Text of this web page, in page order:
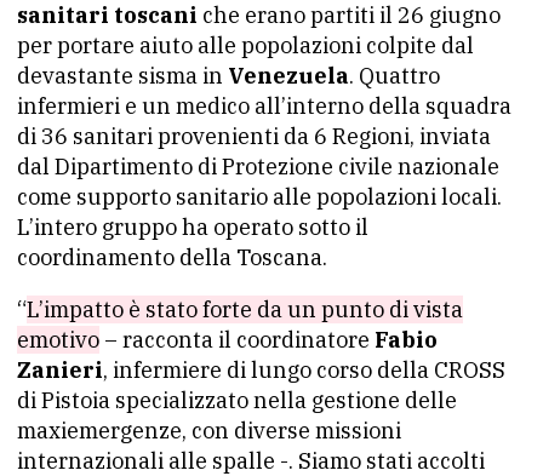
sanitari toscani che erano partiti il 26 giugno
per portare aiuto alle popolazioni colpite dal
devastante sisma in Venezuela. Quattro
infermieri e un medico all’interno della squadra
di 36 sanitari provenienti da 6 Regioni, inviata
dal Dipartimento di Protezione civile nazionale
come supporto sanitario alle popolazioni locali.
L’intero gruppo ha operato sotto il
coordinamento della Toscana.
“L’impatto è stato forte da un punto di vista
emotivo – racconta il coordinatore Fabio
Zanieri, infermiere di lungo corso della CROSS
di Pistoia specializzato nella gestione delle
maxiemergenze, con diverse missioni
internazionali alle spalle -. Siamo stati accolti